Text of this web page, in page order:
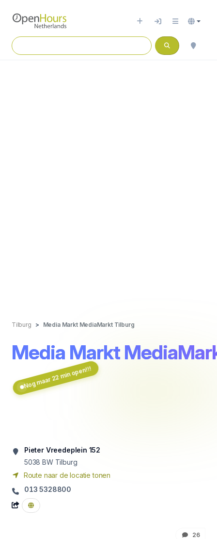
Tilburg Media Markt MediaMarkt Tilburg
Media Markt
Nog maar 22 min open!!!
Pieter Vreedeplein 152
5038 BW Tilburg
Route naar de locatie tonen
013 5328800
26